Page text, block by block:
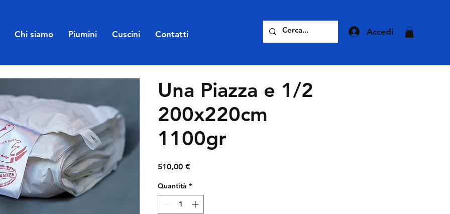
Chi siamo Piumini Cuscini Contatti Accedi
Una Piazza e 1/2
200x220cm
1100gr
510,00 €Prezzo
Quantità *